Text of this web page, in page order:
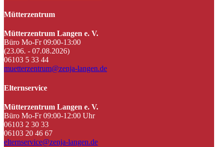
Mütterzentrum
Mütterzentrum Langen e. V.
Büro Mo-Fr 09:00-13:00
(23.06. - 07.08.2026)
06103 5 33 44
muetterzentrum@zenja-langen.de
Elternservice
Mütterzentrum Langen e. V.
Büro Mo-Fr 09:00-12:00 Uhr
06103 2 30 33
06103 20 46 67
elternservice@zenja-langen.de